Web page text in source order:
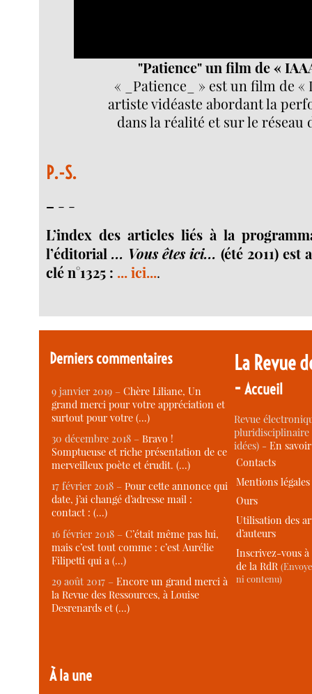
"Patience" un film de «
« _Patience_ » est un film de «
artiste vidéaste abordant la
dans la réalité et sur le réseau
P.-S.
– - -
L’index des articles liés à la
l’éditorial... Vous êtes ici... (été 2011) est
clé n°1325 : ... ici....
Derniers commentaires
9 janvier 2019 –Chère Liliane, Un
grand merci pour votre appréciation et
surtout pour votre (…)
30 décembre 2018 –Bravo !
Somptueuse et riche présentation de ce
merveilleux poète et érudit. (…)
17 février 2018 –Pour cette annonce qui
date, j’ai changé d’adresse mail :
contact : (…)
16 février 2018 –C’était même pas lui,
mais c’est tout comme : c’est Aurélie
Filipetti qui a (…)
29 août 2017 –Encore un grand merci à
la Revue des Ressources, à Louise
Desrenards et (…)
À la une
La Revue
-Accueil
Revue
idées) -En
Contacts
Mentions légales
Ours
Utilisation des
d’auteurs
Inscrivez-vous
de la RdR
ni contenu)